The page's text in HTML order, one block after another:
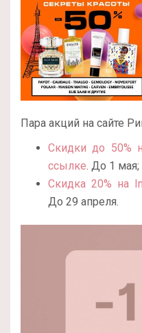
Пара акций на сайте
Скидки до 50%
ссылке. До 1 мая;
Скидка 20% на
До 29 апреля.